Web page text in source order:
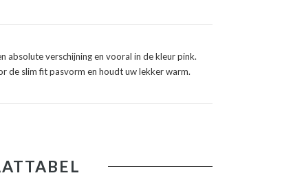
absolute verschijning en vooral in de kleur pink.
de slim fit pasvorm en houdt uw lekker warm.